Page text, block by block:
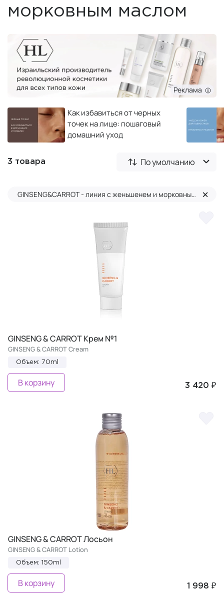
морковным маслом
Реклама
Как избавиться от черных
точек на лице: пошаговый
домашний уход
3 товара По умолчанию
GINSENG&CARROT - линия с женьшенем и морковным маслом
×
GINSENG & CARROT Крем №1
GINSENG & CARROT Cream
Объем: 70ml
3 420 ₽
В корзину
GINSENG & CARROT Лосьон
GINSENG & CARROT Lotion
Объем: 150ml
1 998 ₽
В корзину